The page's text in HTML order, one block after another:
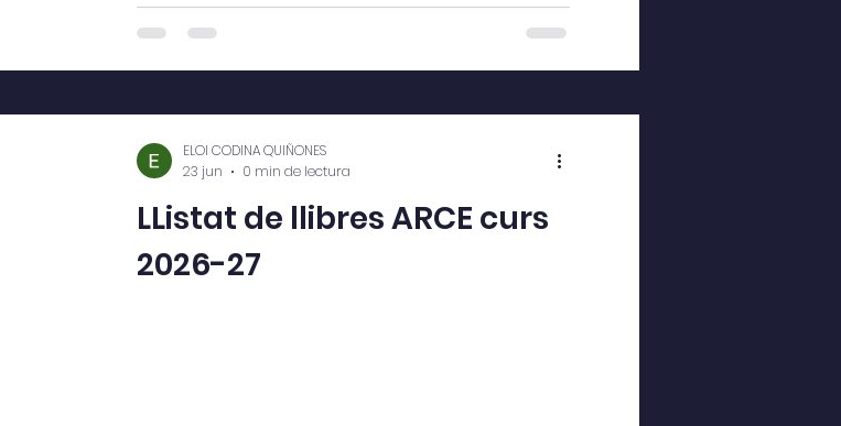
LListat de llibres ARCE curs
2026-27
ELOI CODINA QUIÑONES
23 jun
0 min de lectura